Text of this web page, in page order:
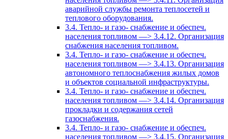
аварийной службы ремонта теплосетей и
теплового оборудования.
3.4. Тепло- и газо- снабжение и обеспеч.
населения топливом —> 3.4.12. Организация
снабжения населения топливом.
3.4. Тепло- и газо- снабжение и обеспеч.
населения топливом —> 3.4.13. Организация
автономного теплоснабжения жилых домов
и объектов социальной инфраструктуры.
3.4. Тепло- и газо- снабжение и обеспеч.
населения топливом —> 3.4.14. Организация
прокладки и содержания сетей
газоснабжения.
3.4. Тепло- и газо- снабжение и обеспеч.
населения топливом —> 3.4.15. Организация